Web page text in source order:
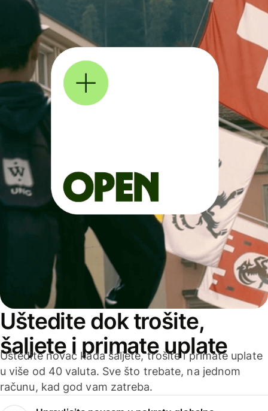
Uštedite dok trošite,
šaljete i primate uplate
Uštedite novac kada šaljete, trošite i primate uplate
u više od 40 valuta. Sve što trebate, na jednom
računu, kad god vam zatreba.